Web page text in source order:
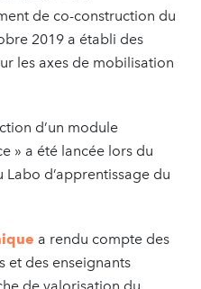
de co-construction du
2019 a établi des
les axes de mobilisation
d’un module
» a été lancée lors du
d’apprentissage du
a rendu compte des
et des enseignants